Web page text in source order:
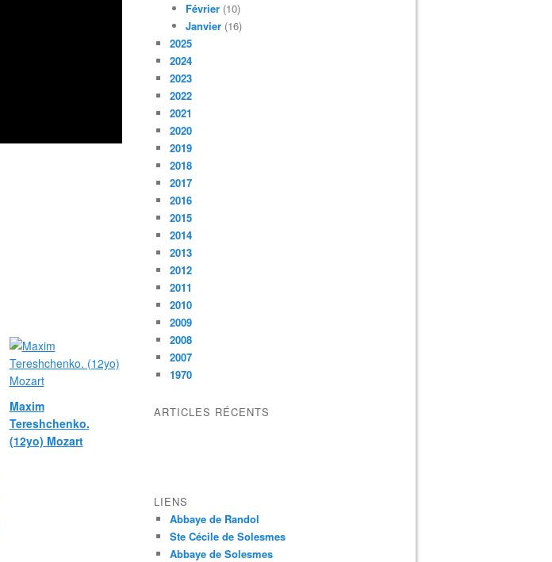
Maxim
Tereshchenko.
(12yo) Mozart
Février (10)
Janvier (16)
2025
2024
2023
2022
2021
2020
2019
2018
2017
2016
2015
2014
2013
2012
2011
2010
2009
2008
2007
1970
ARTICLES RÉCENTS
LIENS
Abbaye de Randol
Ste Cécile de Solesmes
Abbaye de Solesmes